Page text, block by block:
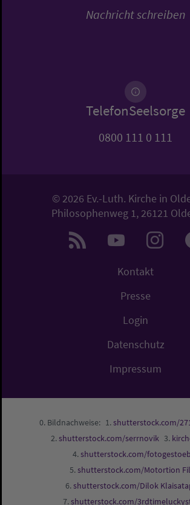
Nachricht schreiben
TelefonSeelsorge
0800 111 0 111
© 2026 Ev.-Luth. Kirche in
Philosophenweg 1, 26121
Kontakt
Presse
Login
Datenschutz
Impressum
Bildnachweise:
shutterstock.com/
shutterstock.com/serrnovik
shutterstock.com/
shutterstock.com/Motortion
shutterstock.com/Dilok
shutterstock.com/